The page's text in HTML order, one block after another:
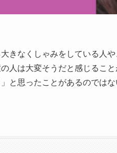
きなくしゃみをしている人
人は大変そうだと感じるこ
と思ったことがあるのでは